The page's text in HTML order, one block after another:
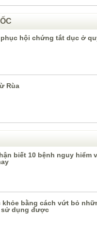
hội chứng tắt dục ở
Rùa
biết 10 bệnh nguy hiểm
khỏe bằng cách vứt bỏ
dụng được